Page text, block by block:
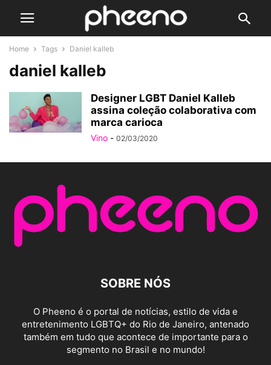
Home Tags Daniel kalleb
daniel kalleb
Designer LGBT Daniel Kalleb
assina coleção colaborativa com
marca carioca
Vino - 02/03/2020
SOBRE NÓS
O Pheeno é o portal de notícias, estilo de vida e
entretenimento LGBTQ+ do Rio de Janeiro, antenado
também em tudo que acontece de importante para o
segmento no Brasil e no mundo!